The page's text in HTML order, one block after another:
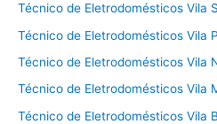
Técnico de Eletrodomésticos Vila
Técnico de Eletrodomésticos Vila
Técnico de Eletrodomésticos Vila
Técnico de Eletrodomésticos Vila
Técnico de Eletrodomésticos Vila